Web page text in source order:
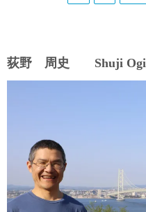
ペ
り
荻野 周史 Shuji